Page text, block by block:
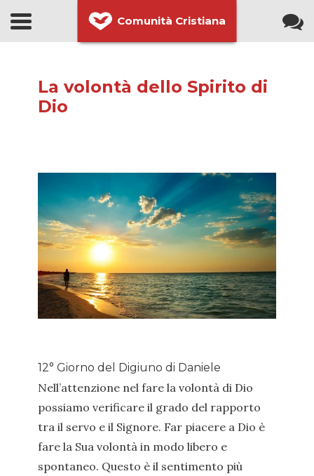
Comunità Cristiana
La volontà dello Spirito di
Dio
12° Giorno del Digiuno di Daniele
Nell’attenzione nel fare la volontà di Dio
possiamo verificare il grado del rapporto
tra il servo e il Signore. Far piacere a Dio è
fare la Sua volontà in modo libero e
spontaneo. Questo è il sentimento più